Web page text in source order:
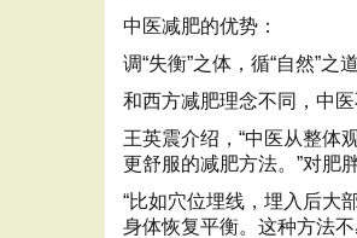
中医减肥的优势：
调“失衡”之体，循“自然”之道
和西方减肥理念不同，中
王英震介绍，“中医从整体
更舒服的减肥方法。”对肥
“比如穴位埋线，埋入后大
身体恢复平衡。这种方法不